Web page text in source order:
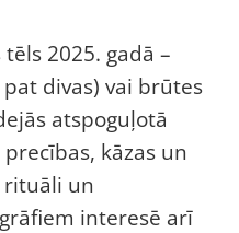
2025. gadā –
divas) vai brūtes
atspoguļotā
kāzas un
rituāli un
interesē arī